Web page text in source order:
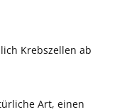
Krebszellen ab
Art, einen